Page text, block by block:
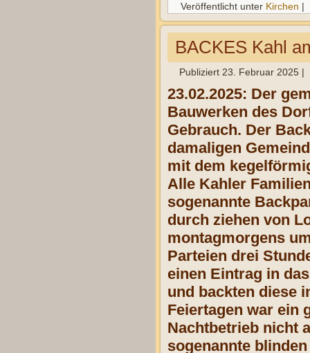
Veröffentlicht unter Kirchen |
BACKES Kahl
Publiziert 23. Februar 2025 |
23.02.2025: Der
Bauwerken des
Gebrauch. Der
damaligen
mit dem
Alle Kahler
sogenannte
durch ziehen von
montagmorgens
Parteien drei
einen Eintrag in
und backten diese
Feiertagen war ein
Nachtbetrieb nicht
sogenannte